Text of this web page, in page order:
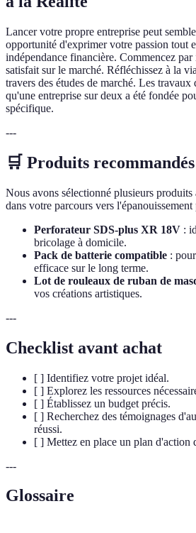
Lancer votre propre entreprise peut
opportunité d'exprimer votre passion tout
indépendance financière. Commencez
satisfait sur le marché. Réfléchissez à la
travers des études de marché. Les travaux
qu'une entreprise sur deux a été fondée
spécifique.
---
🛒 Produits recommandés
Nous avons sélectionné plusieurs produits
dans votre parcours vers l'épanouissement
Perforateur SDS-plus XR 18V :
bricolage à domicile.
Pack de batterie compatible :
efficace sur le long terme.
Lot de rouleaux de ruban de
vos créations artistiques.
---
Checklist avant achat
[ ] Identifiez votre projet idéal.
[ ] Explorez les ressources
[ ] Établissez un budget précis.
[ ] Recherchez des témoignages
réussi.
[ ] Mettez en place un plan d'action
---
Glossaire